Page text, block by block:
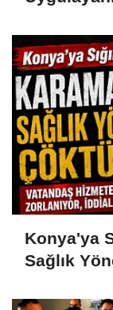
Konya'ya
Sağlık